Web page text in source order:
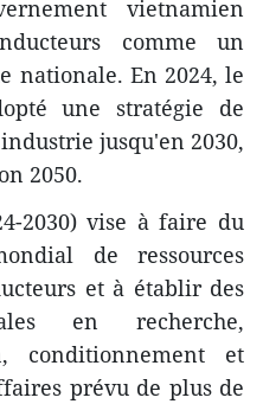
vietnamien
comme un
nationale. En 2024, le
une stratégie de
jusqu'en 2030,
2050.
2030) vise à faire du
de ressources
et à établir des
en recherche,
conditionnement et
prévu de plus de